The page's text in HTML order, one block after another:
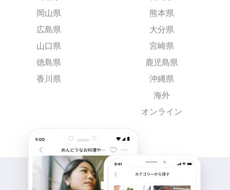
岡山県
広島県
山口県
徳島県
香川県
熊本県
大分県
宮崎県
鹿児島県
沖縄県
海外
オンライン